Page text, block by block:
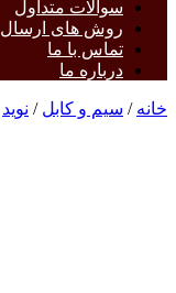
سوالات متداول
روش های ارسال
تماس با ما
درباره ما
خانه / سیم و کابل / نوید